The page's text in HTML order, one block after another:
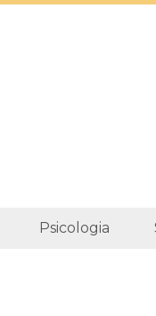
Psicologia